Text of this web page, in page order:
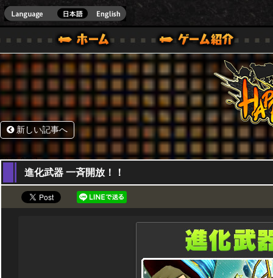
ONE VER.]
ガイド
ル｜HAPPY WARS(ハッピーウォーズ)公式サイト [ XBOX 360,XBOX ONE VER.]
サポート | HAPPY WARS(ハッピーウォーズ)公式サイ
新しい記事へ
22,06,2017
進化武器 一斉開放！！